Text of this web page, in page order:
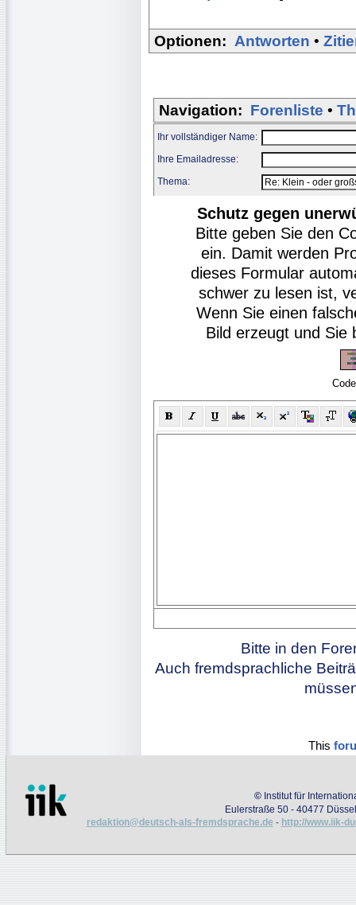
Optionen: Antworten •
Navigation: Forenliste •
Ihr vollständiger Name:
Ihre Emailadresse:
Thema:
Schutz gegen
Bitte geben Sie den
ein. Damit werden
dieses Formular
schwer zu lesen ist,
Wenn Sie einen
Bild erzeugt und Sie
Bitte in den
Auch fremdsprachliche
This
© Institut für
Eulerstraße 50 - 40477
redaktion@deutsch-als-fremdsprache.de - http://www.iik-